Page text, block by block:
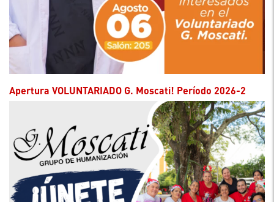
Apertura VOLUNTARIADO G. Moscati! Período 2026-2